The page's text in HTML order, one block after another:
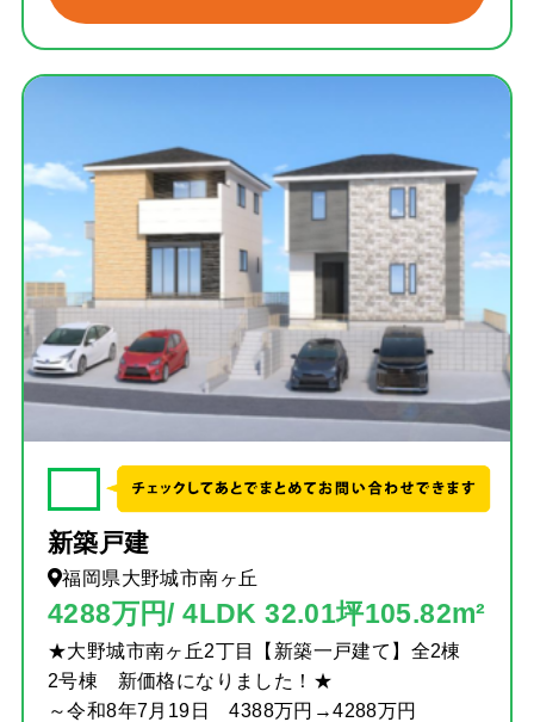
新築戸建
福岡県大野城市南ヶ丘
4288万円/ 4LDK 32.01坪105.82m²
★大野城市南ヶ丘2丁目【新築一戸建て】全2棟
2号棟 新価格になりました！★
～令和8年7月19日 4388万円→4288万円